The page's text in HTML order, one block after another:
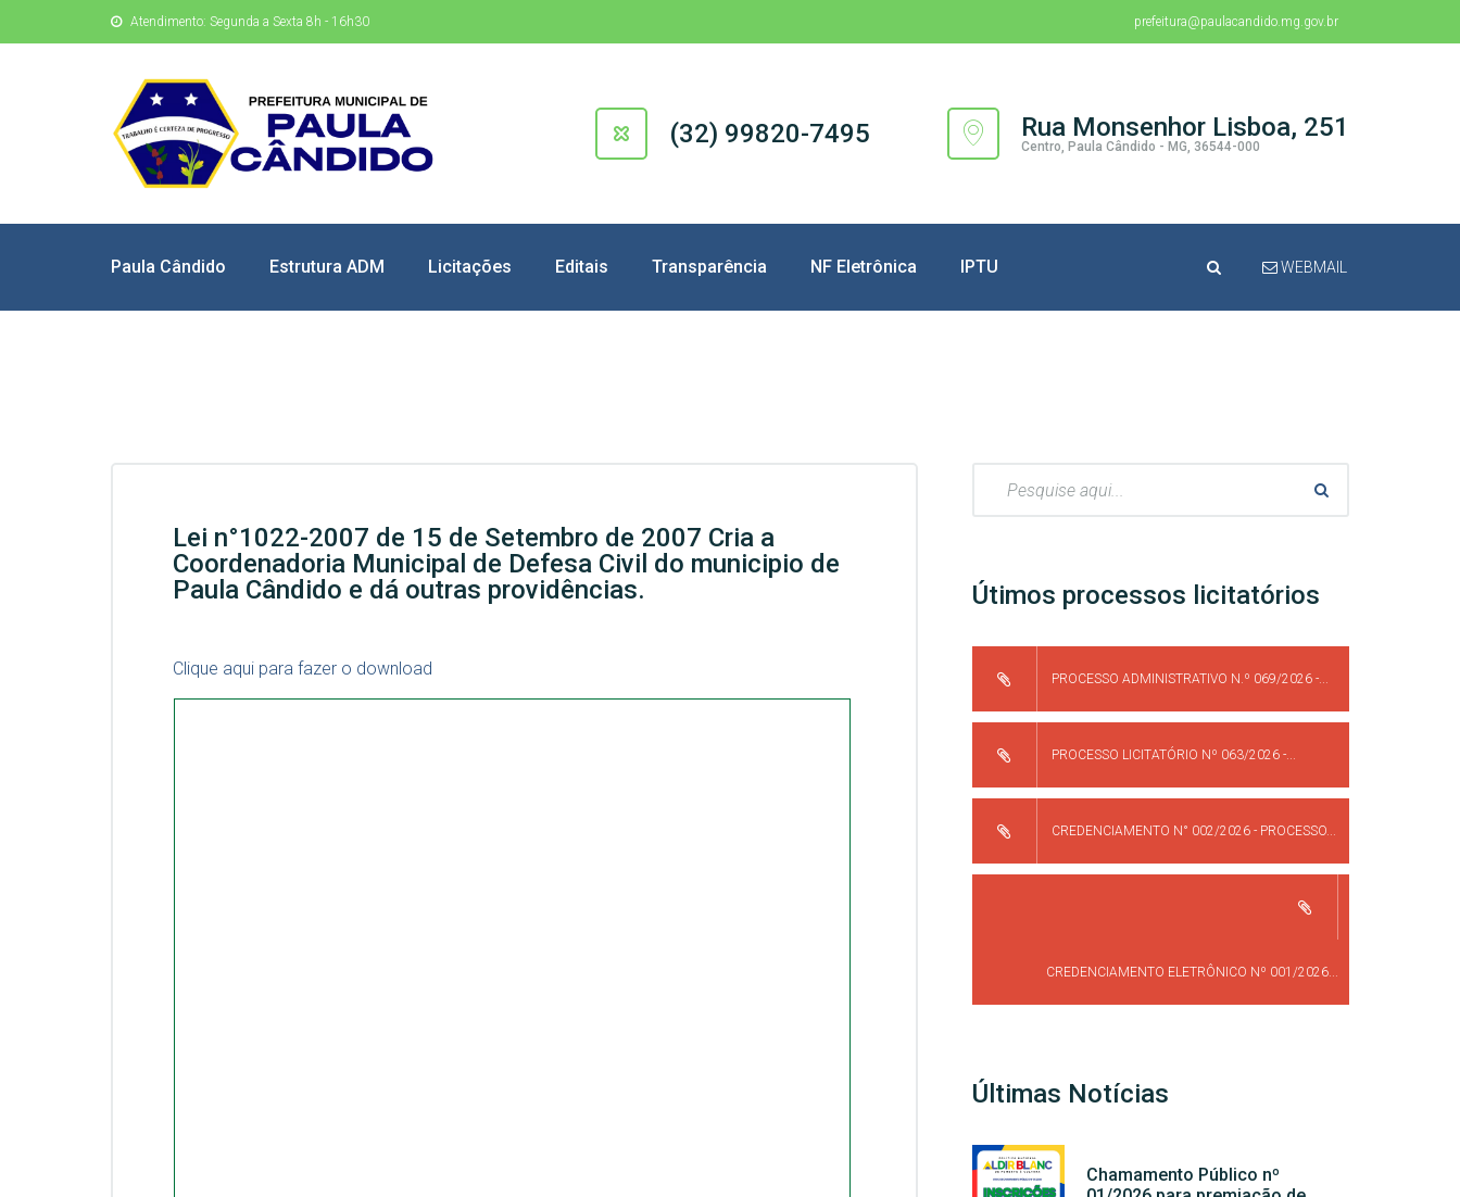
Atendimento: Segunda a Sexta 8h - 16h30 prefeitura@paulacandido.mg.gov.br
(32) 99820-7495 Rua Monsenhor Lisboa, 251
Centro, Paula Cândido - MG, 36544-000
Paula Cândido Estrutura ADM Licitações Editais Transparência NF Eletrônica IPTU WEBMAIL
Lei n°1022-2007 de 15 de Setembro de 2007 Cria a
Coordenadoria Municipal de Defesa Civil do municipio de
Paula Cândido e dá outras providências.
Clique aqui para fazer o download
Útimos processos licitatórios
PROCESSO ADMINISTRATIVO N.º 069/2026 -...
PROCESSO LICITATÓRIO Nº 063/2026 -...
CREDENCIAMENTO N° 002/2026 - PROCESSO...
CREDENCIAMENTO ELETRÔNICO Nº 001/2026...
Últimas Notícias
Chamamento Público nº